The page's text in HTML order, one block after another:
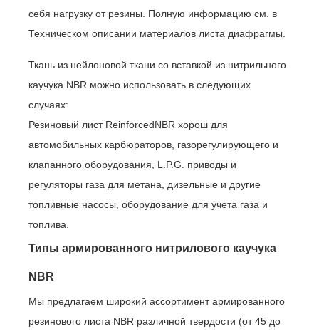
себя нагрузку от резины. Полную информацию см. в
Техническом описании материалов листа диафрагмы.
Ткань из нейлоновой ткани со вставкой из нитрильного
каучука NBR можно использовать в следующих
случаях:
Резиновый лист ReinforcedNBR хорош для
автомобильных карбюраторов, газорегулирующего и
клапанного оборудования, L.P.G. приводы и
регуляторы газа для метана, дизельные и другие
топливные насосы, оборудование для учета газа и
топлива.
Типы армированного нитрилового каучука
NBR
Мы предлагаем широкий ассортимент армированного
резинового листа NBR различной твердости (от 45 до